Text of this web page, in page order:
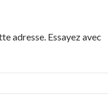
adresse. Essayez avec